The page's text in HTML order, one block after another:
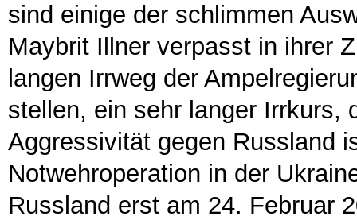
sind einige der schlimmen
Maybrit Illner verpasst in ihrer
langen Irrweg der
stellen, ein sehr langer Irrkurs,
Aggressivität gegen Russland
Notwehroperation in der
Russland erst am 24. Februar